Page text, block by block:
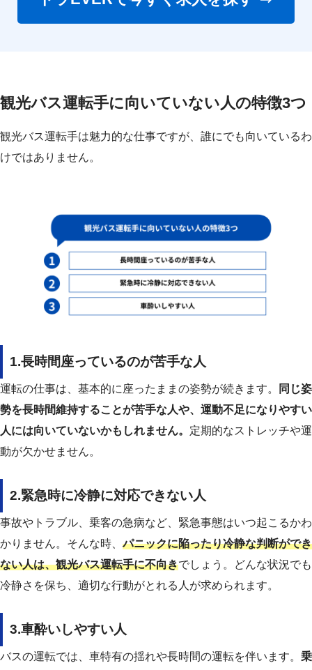
観光バス運転手に向いていない人の特徴3つ
観光バス運転手は魅力的な仕事ですが、誰にでも向いているわ
けではありません。
1.長時間座っているのが苦手な人
運転の仕事は、基本的に座ったままの姿勢が続きます。
同じ姿
勢を長時間維持することが苦手な人や、運動不足になりやすい
人には向いていないかもしれません。 定期的なストレッチや運
動が欠かせません。
2.緊急時に冷静に対応できない人
事故やトラブル、乗客の急病など、緊急事態はいつ起こるかわ
かりません。そんな時、パニックに陥ったり冷静な判断ができ
ない人は、観光バス運転手に不向きでしょう。どんな状況でも
冷静さを保ち、適切な行動がとれる人が求められます。
3.車酔いしやすい人
バスの運転では、車特有の揺れや長時間の運転を伴います。 乗